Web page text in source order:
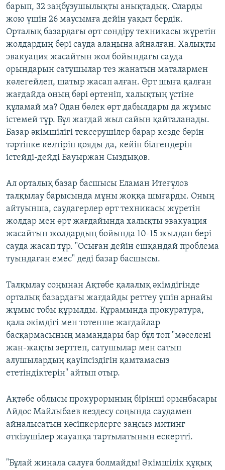
барып, 32 заңбұзушылықты анықтадық. Оларды
жою үшін 26 маусымға дейін уақыт бердік.
Орталық базардағы өрт сөндіру техникасы жүретін
жолдардың бәрі сауда алаңына айналған. Халықты
эвакуация жасайтын жол бойындағы сауда
орындарын сатушылар тез жанатын маталармен
көлегейлеп, шатыр жасап алған. Өрт шыға қалған
жағдайда оның бәрі өртеніп, халықтың үстіне
құламай ма? Одан бөлек өрт дабылдары да жұмыс
істемей тұр. Бұл жағдай жыл сайын қайталанады.
Базар әкімшілігі тексерушілер барар кезде бәрін
тәртіпке келтіріп қояды да, кейін білгендерін
істейді-дейді Бауыржан Сыздықов.
Ал орталық базар басшысы Еламан Итеғұлов
талқылау барысында мұны жоққа шығарды. Оның
айтуынша, саудагерлер өрт техникасы жүретін
жолдар мен өрт жағдайында халықты эвакуация
жасайтын жолдардың бойында 10-15 жылдан бері
сауда жасап тұр. "Осыған дейін ешқандай проблема
туындаған емес" деді базар басшысы.
Талқылау соңынан Ақтөбе қалалық әкімдігінде
орталық базардағы жағдайды реттеу үшін арнайы
жұмыс тобы құрылды. Құрамында прокуратура,
қала әкімдігі мен төтенше жағдайлар
басқармасының мамандары бар бұл топ "мәселені
жан-жақты зерттеп, сатушылар мен сатып
алушылардың қауіпсіздігін қамтамасыз
ететіндіктерін" айтып отыр.
Ақтөбе облысы прокурорының бірінші орынбасары
Айдос Майлыбаев кездесу соңында саудамен
айналысатын кәсіпкерлерге заңсыз митинг
өткізушілер жауапқа тартылатынын ескертті.
"Бұлай жинала салуға болмайды! Әкімшілік құқық